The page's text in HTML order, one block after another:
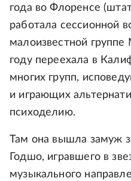
года во Флоренсе
работала сессионной
малоизвестной группе
году переехала в
многих групп,
и играющих
психоделию.
Там она вышла замуж
Годшо, игравшего в
музыкального